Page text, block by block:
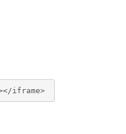
<iframe class="auto-resize" width="100%" scroll="no" frameborder="0" src="https://labofurtif.xyz/?CercleMetamorphose/iframe"></iframe>